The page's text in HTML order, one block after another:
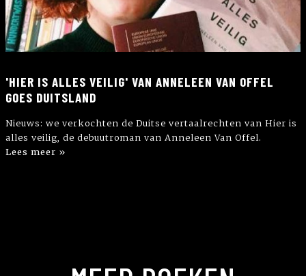
'HIER IS ALLES VEILIG' VAN ANNELEEN VAN OFFEL
GOES DUITSLAND
Nieuws: we verkochten de Duitse vertaalrechten van Hier is
alles veilig, de debuutroman van Anneleen Van Offel.
Lees meer »